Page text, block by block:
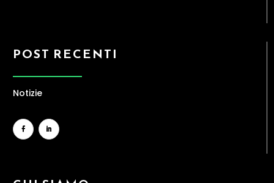
POST RECENTI
Notizie